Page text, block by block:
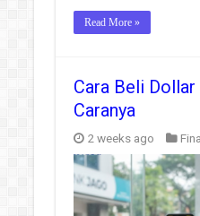
Read More »
Cara Beli
Caranya
2 weeks ago